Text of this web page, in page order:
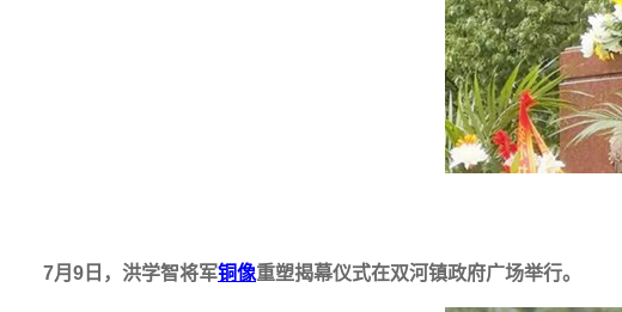
7月9日，洪学智将军铜像重塑揭幕仪式在双河镇政府广场举行。